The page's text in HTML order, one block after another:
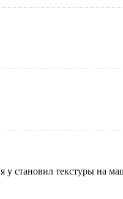
у становил текстуры на